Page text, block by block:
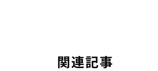
関連記事